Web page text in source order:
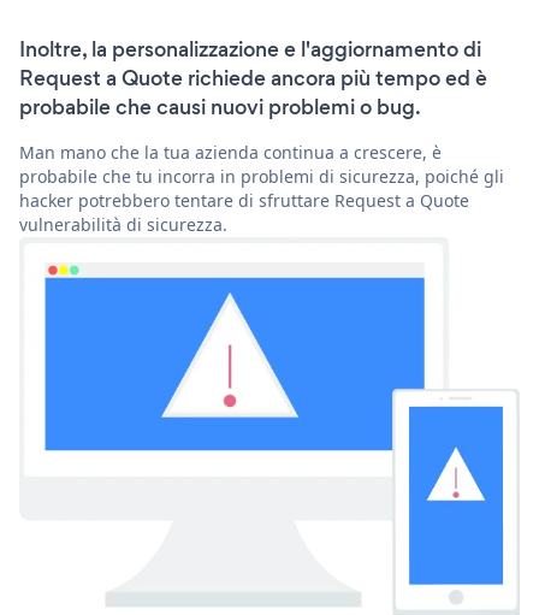
Inoltre, la personalizzazione e l'aggiornamento di
Request a Quote richiede ancora più tempo ed è
probabile che causi nuovi problemi o bug.
Man mano che la tua azienda continua a crescere, è
probabile che tu incorra in problemi di sicurezza, poiché gli
hacker potrebbero tentare di sfruttare Request a Quote
vulnerabilità di sicurezza.